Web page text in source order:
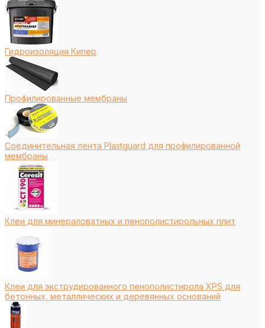
Гидроизоляция Кипер
Профилированные мембраны
Соединительная лента Plastguard для профилированной
мембраны
Клеи для минераловатных и пенополистирольных плит
Клеи для экструдированного пенополистирола XPS для
бетонных, металлических и деревянных оснований